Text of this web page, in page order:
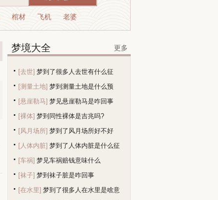
棺材 飞机 老婆
梦境大全 更多
[去世] 梦到了很多人去世有什么征
[测量土地] 梦到测量土地是什么预
兆？[悬崖勒马] 梦见悬崖勒马是咋回事
[裸体] 梦到同性裸体是吉兆吗?
[风月场所] 梦到了风月场所好不好
[人体内脏] 梦到了人体内脏是什么征
兆 [车祸] 梦见车祸赔钱意味什么
[袜子] 梦到袜子脏是咋回事
[在水里] 梦到了很多人在水里是啥意